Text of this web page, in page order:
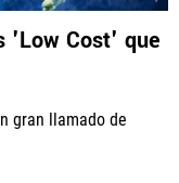
'Low Cost' que
gran llamado de